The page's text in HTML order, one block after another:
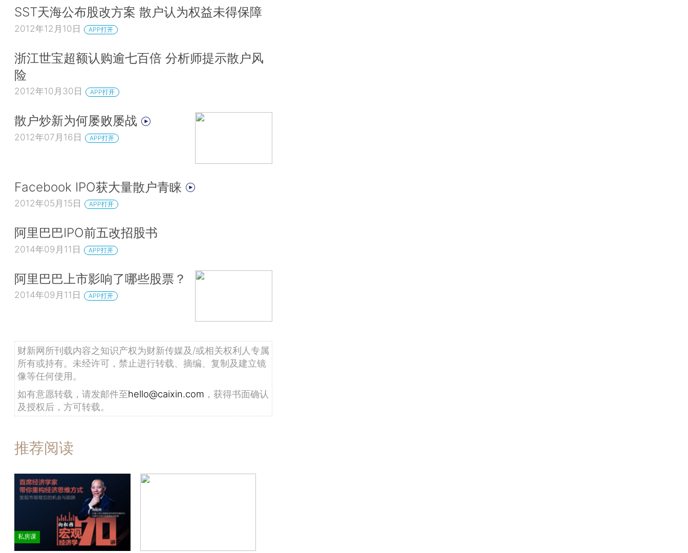
SST天海公布股改方案 散户认为权益未得保障
2012年12月10日 APP打开
浙江世宝超额认购逾七百倍 分析师提示散户风
险
2012年10月30日 APP打开
散户炒新为何屡败屡战
2012年07月16日 APP打开
Facebook IPO获大量散户青睐
2012年05月15日 APP打开
阿里巴巴IPO前五改招股书
2014年09月11日 APP打开
阿里巴巴上市影响了哪些股票？
2014年09月11日 APP打开
财新网所刊载内容之知识产权为财新传媒及/或相关权利人专属
所有或持有。未经许可，禁止进行转载、摘编、复制及建立镜
像等任何使用。
如有意愿转载，请发邮件至hello@caixin.com ，获得书面确认
及授权后，方可转载。
推荐阅读
私房课